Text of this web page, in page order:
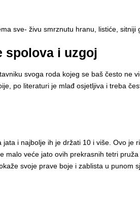
sve- živu smrznutu hranu, listiće, sitniji
spolova i uzgoj
svoga roda kojeg se baš često ne
po literaturi je mlađ osjetljiva i treba
jata i najbolje ih je držati 10 i više. Ovo
malo veće jato ovih prekrasnih tetri
svoje prave boje i zablista u punom